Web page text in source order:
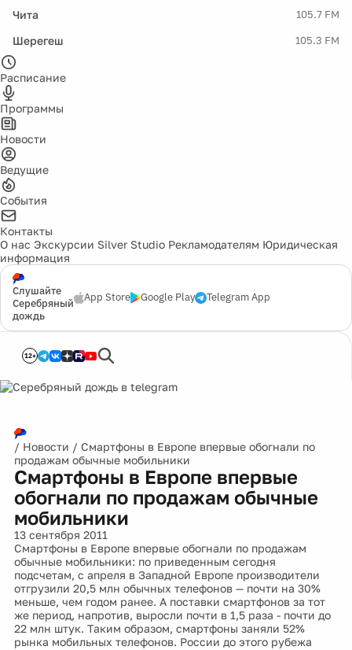
Чита 105.7 FM
Шерегеш 105.3 FM
Расписание
Программы
Новости
Ведущие
События
Контакты
О нас Экскурсии Silver Studio Рекламодателям Юридическая
информация
Слушайте
Серебряный
дождь
App Store Google Play Telegram App
12+
/ Новости / Смартфоны в Европе впервые обогнали по
продажам обычные мобильники
Смартфоны в Европе впервые
обогнали по продажам обычные
мобильники
13 сентября 2011
Смартфоны в Европе впервые обогнали по продажам
обычные мобильники: по приведенным сегодня
подсчетам, с апреля в Западной Европе производители
отгрузили 20,5 млн обычных телефонов — почти на 30%
меньше, чем годом ранее. А поставки смартфонов за тот
же период, напротив, выросли почти в 1,5 раза - почти до
22 млн штук. Таким образом, смартфоны заняли 52%
рынка мобильных телефонов. России до этого рубежа